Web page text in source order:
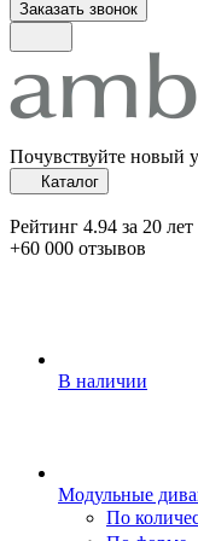
Заказать звонок
Почувствуйте новый
Каталог
Рейтинг 4.94 за 20 лет
+60 000 отзывов
В наличии
Модульные
По